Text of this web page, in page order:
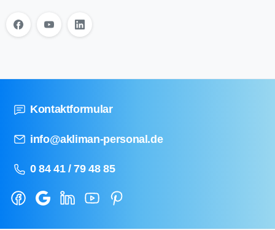
Kontaktformular
info@akliman-personal.de
0 84 41 / 79 48 85